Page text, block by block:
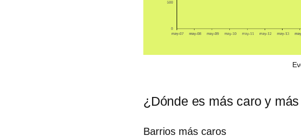
¿Dónde es más caro y
Barrios más caros